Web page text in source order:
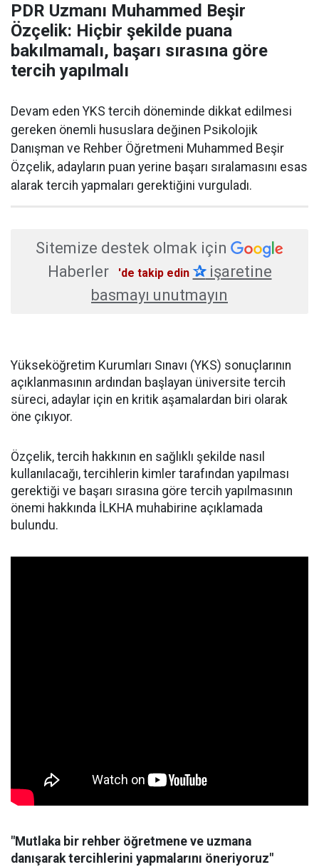
PDR Uzmanı Muhammed Beşir
Özçelik: Hiçbir şekilde puana
bakılmamalı, başarı sırasına göre
tercih yapılmalı
Devam eden YKS tercih döneminde dikkat edilmesi
gereken önemli hususlara değinen Psikolojik
Danışman ve Rehber Öğretmeni Muhammed Beşir
Özçelik, adayların puan yerine başarı sıralamasını esas
alarak tercih yapmaları gerektiğini vurguladı.
Sitemize destek olmak için
Haberler
'de takip edin ✰işaretine
basmayı unutmayın
Yükseköğretim Kurumları Sınavı (YKS) sonuçlarının
açıklanmasının ardından başlayan üniversite tercih
süreci, adaylar için en kritik aşamalardan biri olarak
öne çıkıyor.
Özçelik, tercih hakkının en sağlıklı şekilde nasıl
kullanılacağı, tercihlerin kimler tarafından yapılması
gerektiği ve başarı sırasına göre tercih yapılmasının
önemi hakkında İLKHA muhabirine açıklamada
bulundu.
"Mutlaka bir rehber öğretmene ve uzmana
danışarak tercihlerini yapmalarını öneriyoruz"